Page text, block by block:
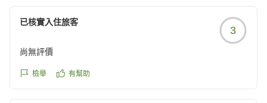
已核實入住旅客
3
尚無評價
檢舉 有幫助